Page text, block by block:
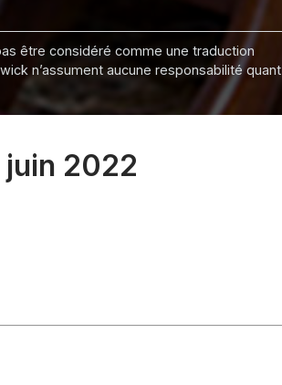
être considéré comme une traduction
n’assument aucune responsabilité quant
juin 2022